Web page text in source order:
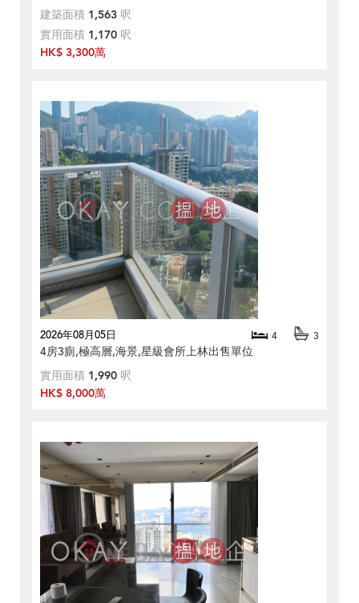
建築面積 1,563 呎
實用面積 1,170 呎
HK$ 3,300萬
2026年08月05日 4 3
4房3廁,極高層,海景,星級會所上林出售單位
實用面積 1,990 呎
HK$ 8,000萬